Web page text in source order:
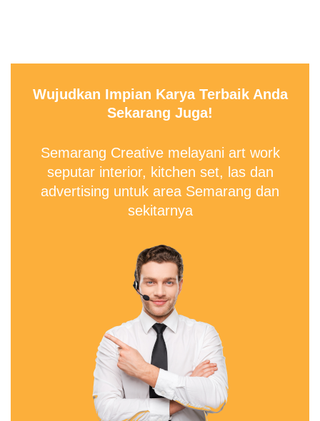
Wujudkan Impian Karya Terbaik Anda
Sekarang Juga!
Semarang Creative melayani art work
seputar interior, kitchen set, las dan
advertising untuk area Semarang dan
sekitarnya